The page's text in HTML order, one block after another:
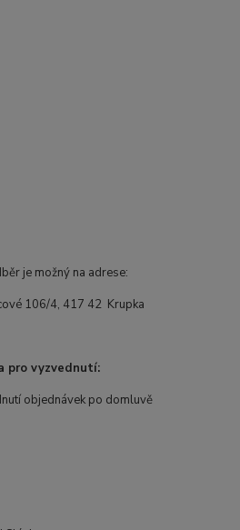
je možný na adrese:
106/4, 417 42 Krupka
pro vyzvednutí:
objednávek po domluvě